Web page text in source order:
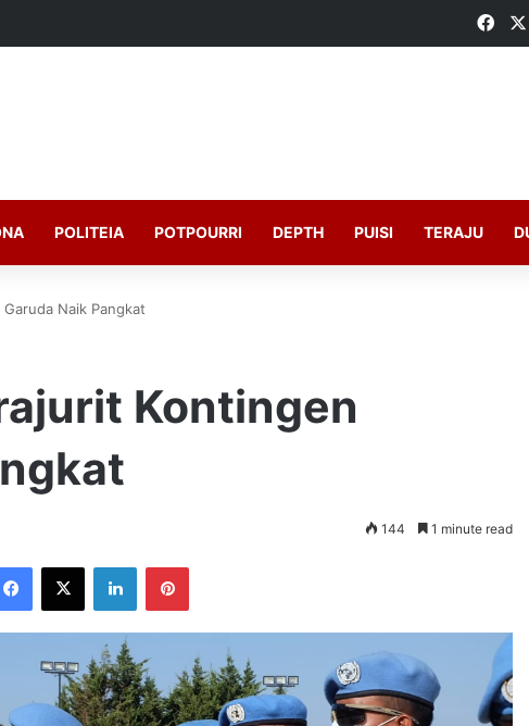
POLITEIA POTPOURRI DEPTH PUISI TERAJU
Naik Pangkat
Kontingen
144 1 minute read
Facebook
X LinkedInPinterest